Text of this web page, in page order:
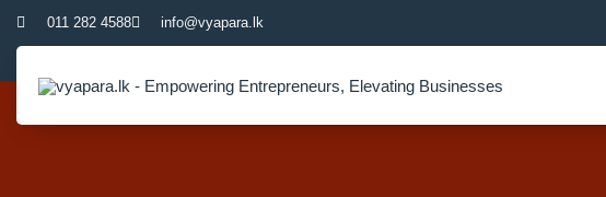
011 282 4588 info@vyapara.lk